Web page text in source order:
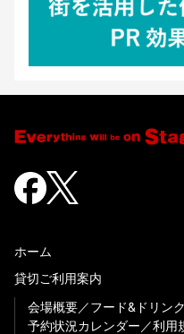
ホーム
貸切ご利用案内
会場概要
フード&ドリン
予約状況カレンダー
利用